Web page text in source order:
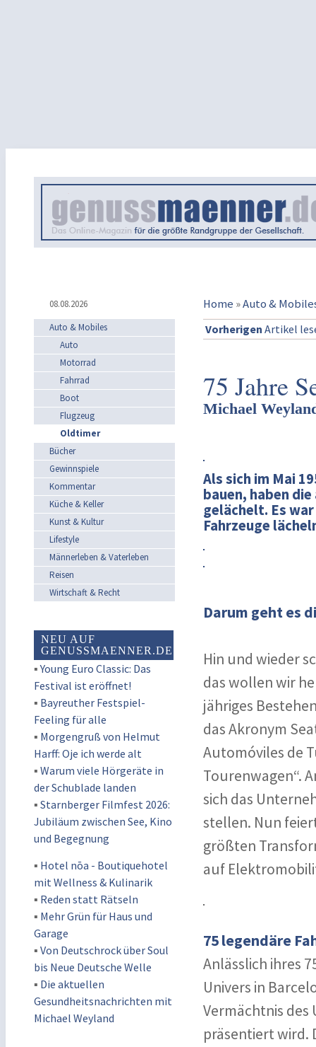
08.08.2026 Home »Auto &
Auto & Mobiles
Auto
Motorrad
Fahrrad
Boot
Flugzeug
Oldtimer
Bücher
Gewinnspiele
Kommentar
Küche & Keller
Kunst & Kultur
Lifestyle
Männerleben & Vaterleben
Reisen
Wirtschaft & Recht
NEU AUF
GENUSSMAENNER.DE
▪Young Euro Classic: Das
Festival ist eröffnet!
▪ Bayreuther Festspiel-
Feeling für alle
▪ Morgengruß von Helmut
Harff: Oje ich werde alt
▪ Warum viele Hörgeräte in
der Schublade landen
▪ Starnberger Filmfest 2026:
Jubiläum zwischen See, Kino
und Begegnung
▪ Hotel nōa - Boutiquehotel
mit Wellness & Kulinarik
▪ Reden statt Rätseln
▪ Mehr Grün für Haus und
Garage
▪ Von Deutschrock über Soul
bis Neue Deutsche Welle
▪ Die aktuellen
Gesundheitsnachrichten mit
Michael Weyland
Vorherigen Artikel
75 Jahre
Michael
Als sich im Mai
bauen, haben
gelächelt. Es
Fahrzeuge
Darum geht es
Hin und wieder
das wollen wir
jähriges
das Akronym
Automóviles de
Tourenwagen“.
sich das
stellen. Nun
größten
auf
75 legendäre
Anlässlich ihres
Univers in
Vermächtnis des
präsentiert wird.